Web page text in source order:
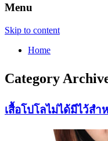
Menu
Skip to content
Home
Category
เสื้อโปโลไม่ได้มีไว้ส